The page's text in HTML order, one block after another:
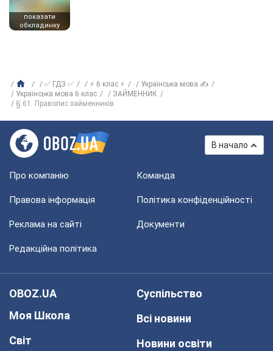
показати
обкладинку
✅ ГДЗ ✅ ⚡ 6 клас ⚡
Українська мова ✍
Українська мова 6 клас
ЗАЙМЕННИК
§ 61. Правопис займенників
В начало
Про компанію Команда
Правова інформація Політика конфіденційності
Реклама на сайті Документи
Редакційна політика
OBOZ.UA
Моя Школа
Світ
Суспільство
Всі новини
Новини освіти